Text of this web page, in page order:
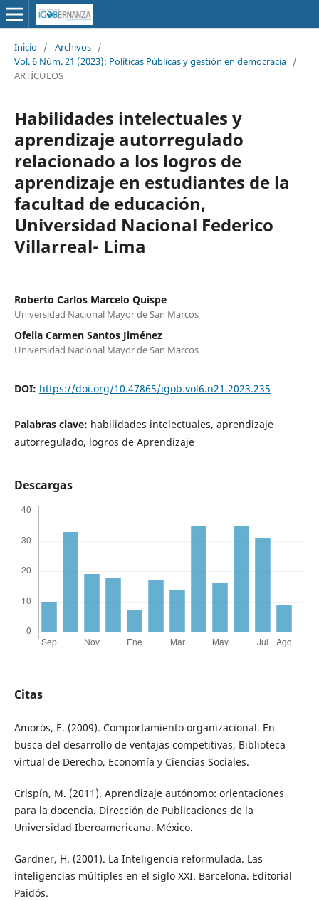
Inicio / Archivos /
Vol. 6 Núm. 21 (2023): Políticas Públicas y gestión en democracia /
ARTÍCULOS
Habilidades intelectuales y
aprendizaje autorregulado
relacionado a los logros de
aprendizaje en estudiantes de la
facultad de educación,
Universidad Nacional Federico
Villarreal- Lima
Roberto Carlos Marcelo Quispe
Universidad Nacional Mayor de San Marcos
Ofelia Carmen Santos Jiménez
Universidad Nacional Mayor de San Marcos
DOI: https://doi.org/10.47865/igob.vol6.n21.2023.235
Palabras clave: habilidades intelectuales, aprendizaje
autorregulado, logros de Aprendizaje
Descargas
Citas
Amorós, E. (2009). Comportamiento organizacional. En
busca del desarrollo de ventajas competitivas, Biblioteca
virtual de Derecho, Economía y Ciencias Sociales.
Crispín, M. (2011). Aprendizaje autónomo: orientaciones
para la docencia. Dirección de Publicaciones de la
Universidad Iberoamericana. México.
Gardner, H. (2001). La Inteligencia reformulada. Las
inteligencias múltiples en el siglo XXI. Barcelona. Editorial
Paidós.